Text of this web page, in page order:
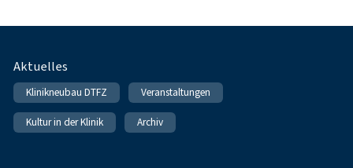
Fußnavigation
Aktuelles
Klinikneubau DTFZ Veranstaltungen
Kultur in der Klinik Archiv